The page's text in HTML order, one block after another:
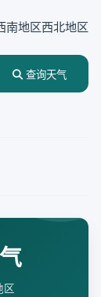
南地区西北地区
查询天气
区